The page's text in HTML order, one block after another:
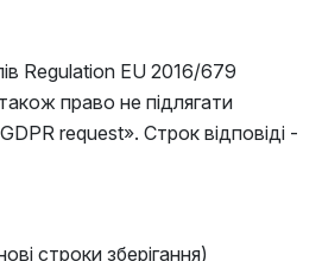
Regulation EU 2016/679
право не підлягати
request». Строк відповіді -
строки зберігання)